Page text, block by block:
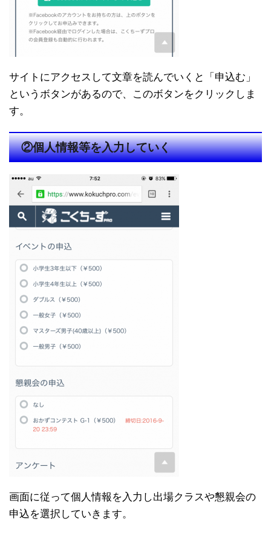
サイトにアクセスして文章を読んでいくと「申込む」
というボタンがあるので、このボタンをクリックしま
す。
②個人情報等を入力していく
画面に従って個人情報を入力し出場クラスや懇親会の
申込を選択していきます。